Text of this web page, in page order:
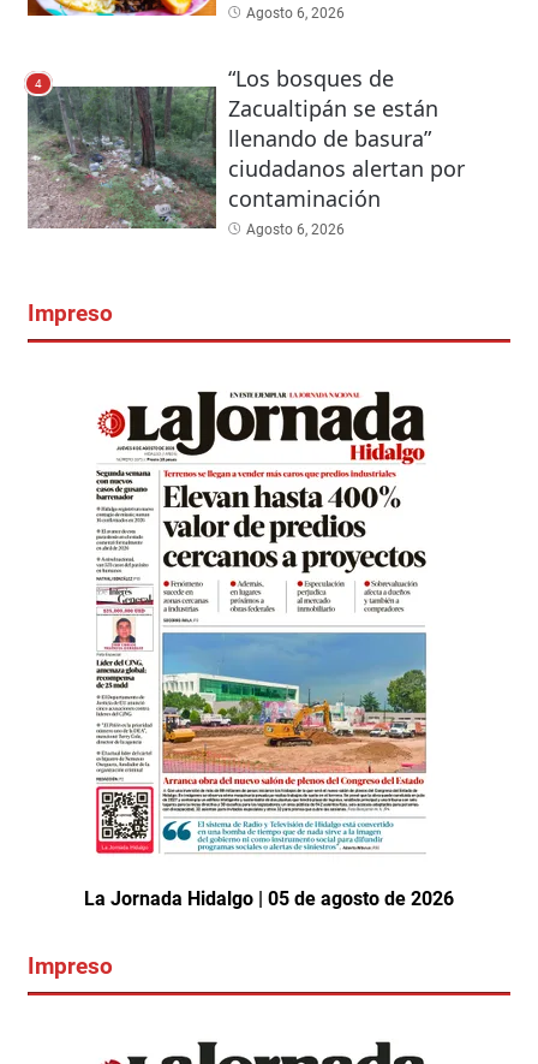
Agosto 6, 2026
4
“Los bosques de
Zacualtipán se están
llenando de basura”
ciudadanos alertan por
contaminación
Agosto 6, 2026
Impreso
La Jornada Hidalgo | 05 de agosto de 2026
Impreso